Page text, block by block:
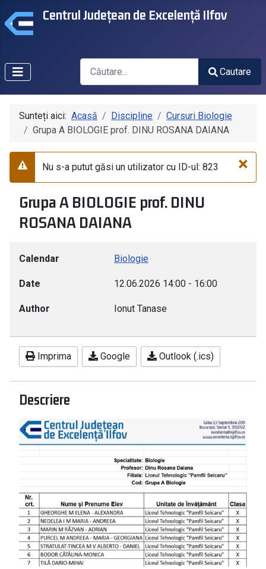
Centrul Județean de Excelență Ilfov
Căutare
Cautare
Sunteți aici: Acasă Discipline
Cursuri Biologie
Grupa A BIOLOGIE prof. DINU ROSANA DAIANA
×
Avertizare
Nu s-a putut găsi un utilizator cu ID-ul: 823
Grupa A BIOLOGIE prof. DINU
ROSANA DAIANA
Calendar Biologie
Date 12.06.2026 14:00 - 16:00
Author Ionut Tanase
Imprima Google Outlook (.ics)
Descriere